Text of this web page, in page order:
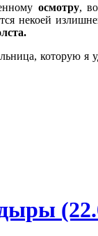
осмотру,
некоей
которую